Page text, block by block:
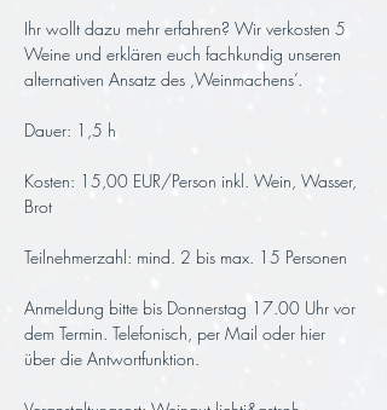
Ihr wollt dazu mehr erfahren? Wir verkosten 5
Weine und erklären euch fachkundig unseren
alternativen Ansatz des ‚Weinmachens‘.
Dauer: 1,5 h
Kosten: 15,00 EUR/Person inkl. Wein, Wasser,
Brot
Teilnehmerzahl: mind. 2 bis max. 15 Personen
Anmeldung bitte bis Donnerstag 17.00 Uhr vor
dem Termin. Telefonisch, per Mail oder hier
über die Antwortfunktion.